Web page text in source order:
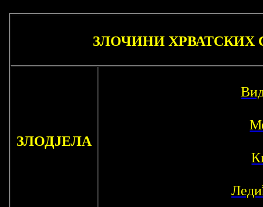
ЗЛОЧИНИ ХРВАТСКИХ
ЗЛОДЈЕЛА